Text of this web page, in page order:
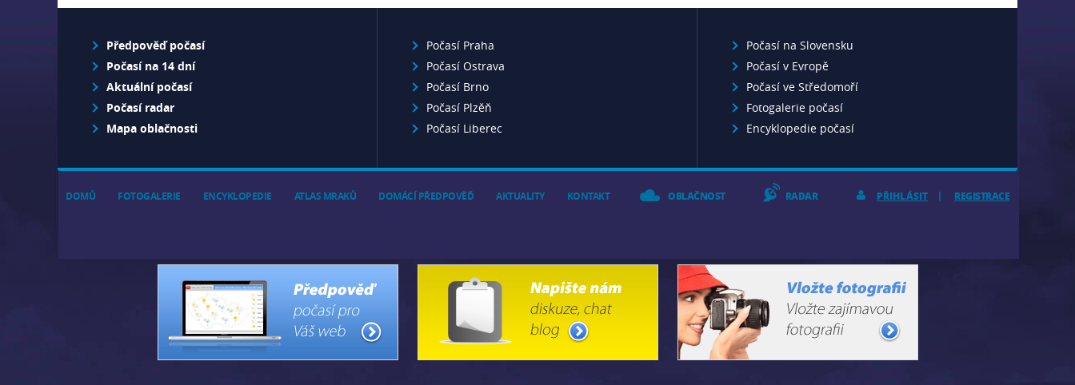
Předpověď počasí
Počasí na 14 dní
Aktuální počasí
Počasí radar
Mapa oblačnosti
Počasí Praha
Počasí Ostrava
Počasí Brno
Počasí Plzěň
Počasí Liberec
Počasí na Slovensku
Počasí v Evropě
Počasí ve Středomoří
Fotogalerie počasí
Encyklopedie počasí
DOMŮ FOTOGALERIE ENCYKLOPEDIE ATLAS MRAKŮ DOMÁCÍ PŘEDPOVĚĎ AKTUALITY KONTAKT OBLAČNOST RADAR REGISTRACE
PŘIHLÁSIT